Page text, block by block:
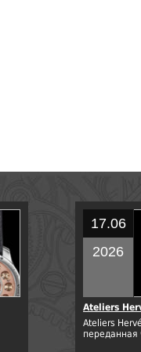
17.06
2026
Ateliers
Ateliers
переданная